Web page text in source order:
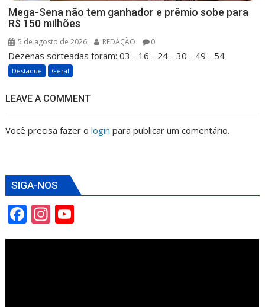
Mega-Sena não tem ganhador e prêmio sobe para
R$ 150 milhões
5 de agosto de 2026 REDAÇÃO 0
Dezenas sorteadas foram: 03 - 16 - 24 - 30 - 49 - 54
Destaque Geral
LEAVE A COMMENT
Você precisa fazer ologin para publicar um comentário.
SIGA-NOS
F
ac
In
st o